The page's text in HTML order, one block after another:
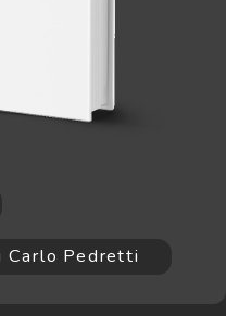
Carlo Pedretti